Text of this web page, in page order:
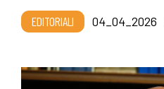
EDITORIALI 04_04_2026